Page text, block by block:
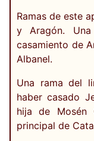
Ramas de este
y Aragón.
casamiento de
Albanel.
Una rama del
haber casado
hija de Mosén
principal de